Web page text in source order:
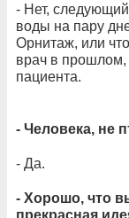
- Нет,
воды на пару
Орнитаж, или
врач в прошлом,
пациента.
- Человека, не
- Да.
- Хорошо, что
прекрасная